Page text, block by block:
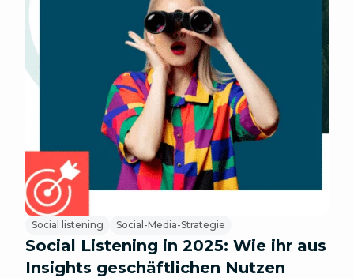
Social listening Social-Media-Strategie
Social Listening in 2025: Wie ihr aus
Insights geschäftlichen Nutzen